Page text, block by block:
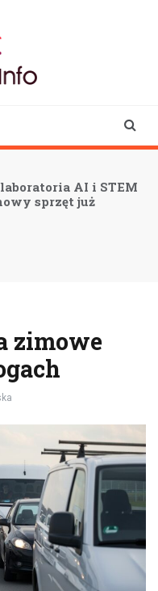
AI i STEM
sprzęt już
zimowe